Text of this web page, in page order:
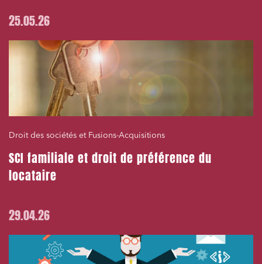
25.05.26
Droit des sociétés et Fusions-Acquisitions
SCI familiale et droit de préférence du
locataire
29.04.26